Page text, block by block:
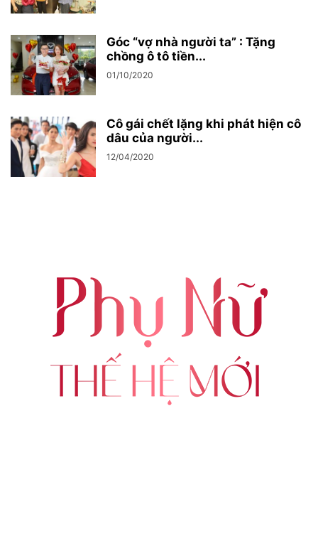
Góc “vợ nhà người ta” : Tặng
chồng ô tô tiền...
01/10/2020
Cô gái chết lặng khi phát hiện cô
dâu của người...
12/04/2020